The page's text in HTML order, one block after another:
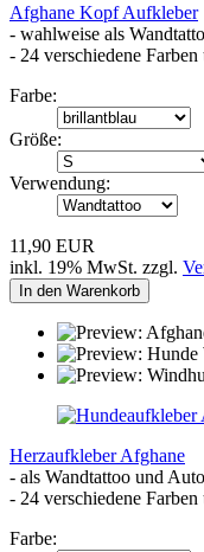
Afghane Kopf Aufkleber
- wahlweise als
- 24 verschiedene
Farbe:
Größe:
Verwendung:
11,90 EUR
inkl. 19% MwSt. zzgl.
In den Warenkorb
Herzaufkleber Afghane
- als Wandtattoo und
- 24 verschiedene
Farbe: